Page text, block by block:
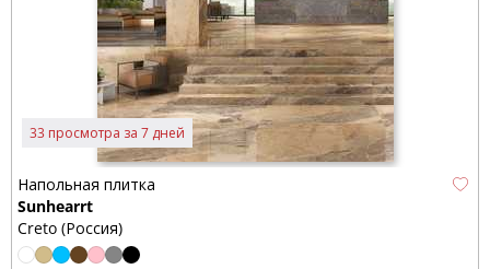
33 просмотра за 7 дней
Напольная плитка
Sunhearrt
Creto (Россия)